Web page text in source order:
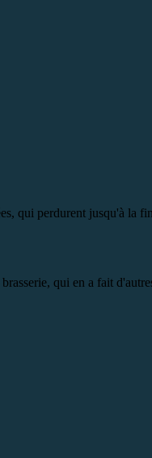
qui perdurent jusqu'à la
qui en a fait